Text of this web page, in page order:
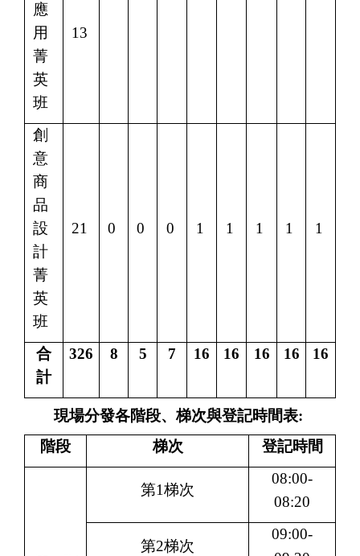
應
用
菁
英
班
13
創
意
商
品
設
計
菁
英
班
21 0 0 0 1 1 1 1 1
合
計
326 8 5 7 16 16 16 16 16
現場分發各階段、梯次與登記時間表:
階段
梯次 登記時間
第1梯次
08:00-
08:20
第2梯次
09:00-